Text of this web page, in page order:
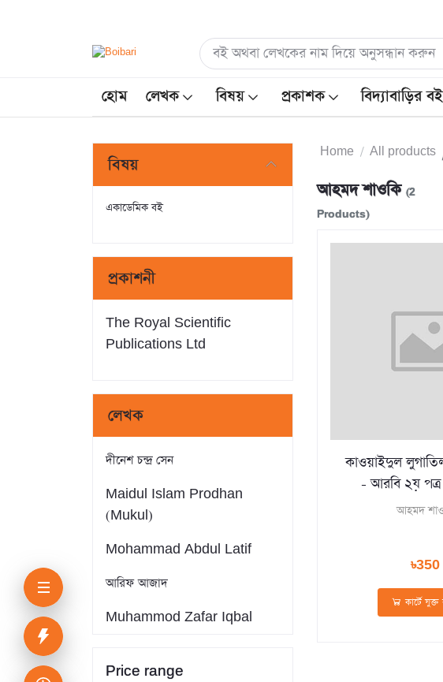
হোম লেখক বিষয় প্রকাশক বিদ্যাবাড়ির বই
বিষয়
একাডেমিক বই
প্রকাশনী
The Royal Scientific
Publications Ltd
লেখক
দীনেশ চন্দ্র সেন
Maidul Islam Prodhan
(Mukul)
Mohammad Abdul Latif
আরিফ আজাদ
Muhammod Zafar Iqbal
Price range
Home All products
আহমদ শাওকি (2
Products)
কাওয়াইদুল
- আরবি ২য়
আহমদ
৳350
কার্টে